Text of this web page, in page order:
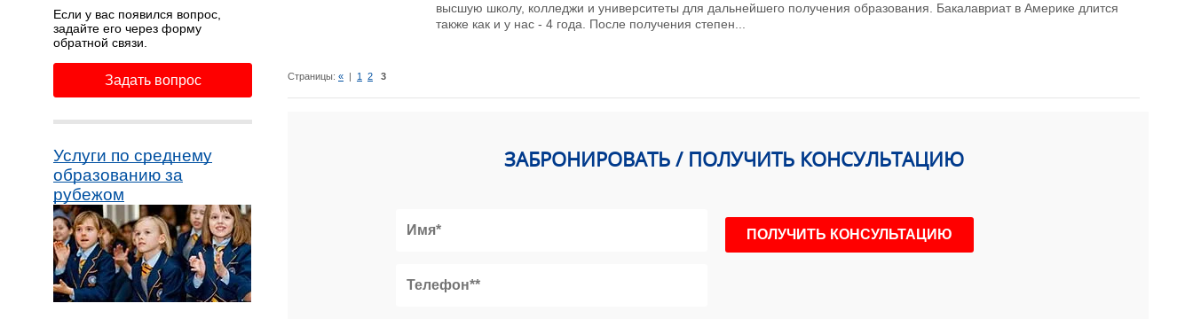
Если у вас появился вопрос,
задайте его через форму
обратной связи.
Задать вопрос
Услуги по среднему
образованию за
рубежом
высшую школу, колледжи и университеты для дальнейшего получения образования. Бакалавриат в Америке длится
также как и у нас - 4 года. После получения степен...
Страницы: « | 1 2 3
ЗАБРОНИРОВАТЬ / ПОЛУЧИТЬ КОНСУЛЬТАЦИЮ